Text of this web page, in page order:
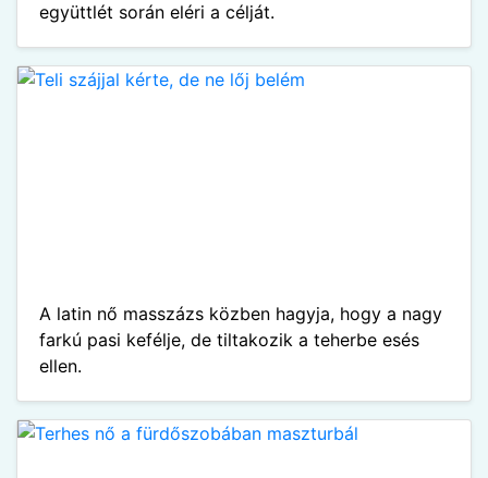
együttlét során eléri a célját.
A latin nő masszázs közben hagyja, hogy a nagy
farkú pasi kefélje, de tiltakozik a teherbe esés
ellen.